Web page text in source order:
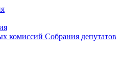
комиссий Собрания депутатов